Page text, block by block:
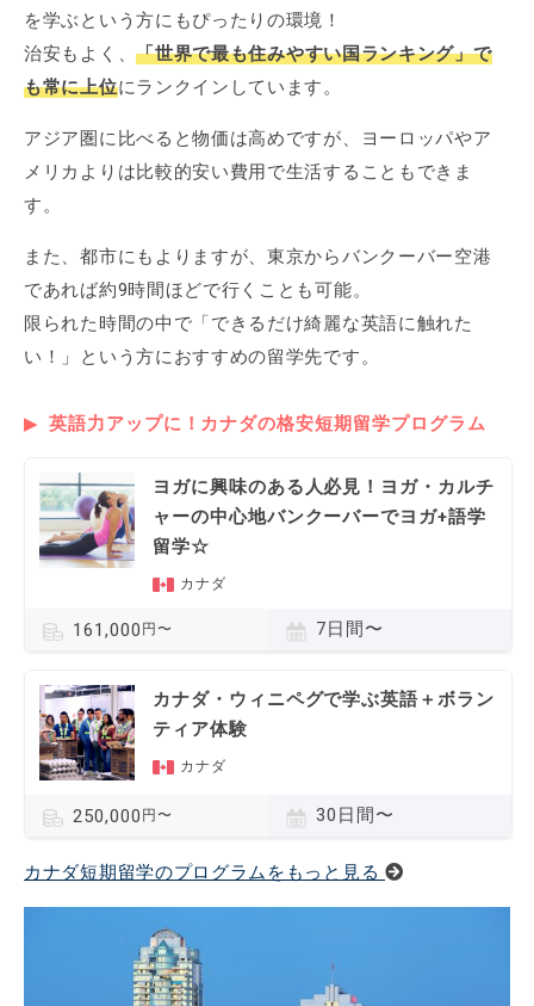
を学ぶという方にもぴったりの環境！
治安もよく、「世界で最も住みやすい国ランキング」で
も常に上位にランクインしています。
アジア圏に比べると物価は高めですが、ヨーロッパやア
メリカよりは比較的安い費用で生活することもできま
す。
また、都市にもよりますが、東京からバンクーバー空港
であれば約9時間ほどで行くことも可能。
限られた時間の中で「できるだけ綺麗な英語に触れた
い！」という方におすすめの留学先です。
英語力アップに！カナダの格安短期留学プログラム
ヨガに興味のある人必見！ヨガ・カルチ
ャーの中心地バンクーバーでヨガ+語学
留学☆
カナダ
161,000 円〜 7日間〜
カナダ・ウィニペグで学ぶ英語＋ボラン
ティア体験
カナダ
250,000 円〜 30日間〜
カナダ短期留学のプログラムをもっと見る